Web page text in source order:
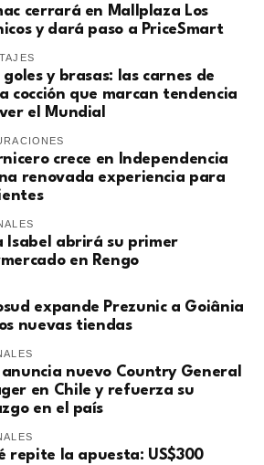
cerrará en Mallplaza Los
y dará paso a PriceSmart
goles y brasas: las carnes de
cocción que marcan tendencia
el Mundial
crece en Independencia
renovada experiencia para
Isabel abrirá su primer
en Rengo
expande Prezunic a Goiânia
nuevas tiendas
anuncia nuevo Country General
en Chile y refuerza su
en el país
repite la apuesta: US$300